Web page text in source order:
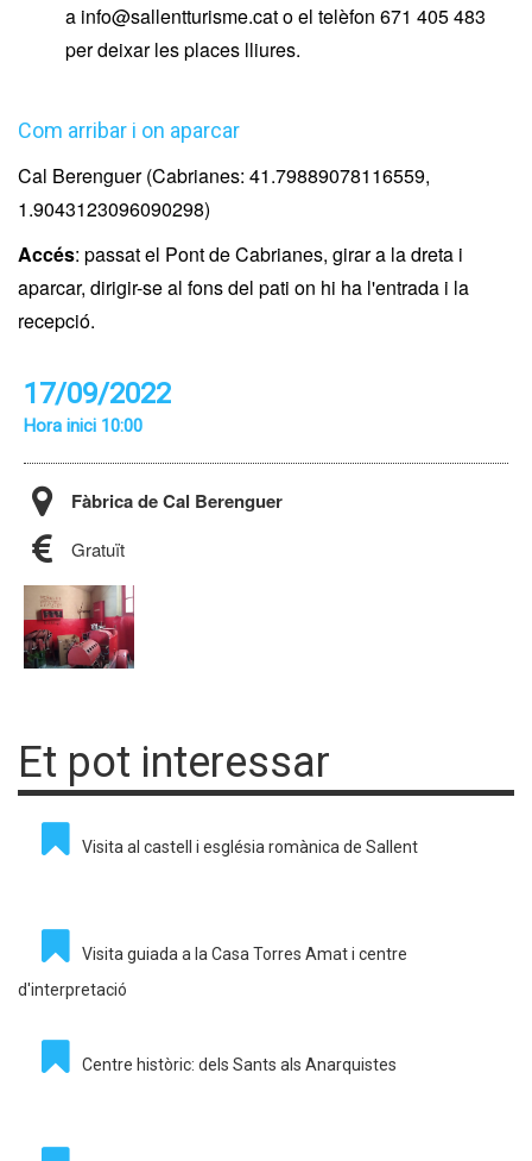
a info@sallentturisme.cat o el telèfon 671 405 483
per deixar les places lliures.
Com arribar i on aparcar
Cal Berenguer (Cabrianes: 41.79889078116559,
1.9043123096090298)
Accés: passat el Pont de Cabrianes, girar a la dreta i
aparcar, dirigir-se al fons del pati on hi ha l'entrada i la
recepció.
17/09/2022
Hora inici 10:00
Fàbrica de Cal Berenguer
Gratuït
Et pot interessar
Visita al castell i església romànica de Sallent
Visita guiada a la Casa Torres Amat i centre
d'interpretació
Centre històric: dels Sants als Anarquistes